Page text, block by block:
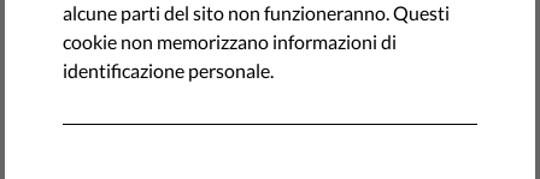
Che cos'è il sistema giudiziario? Perché i
tribunali liberi sono importanti per una
alcune parti del sito non funzioneranno. Questi
cookie non memorizzano informazioni di
identificazione personale.